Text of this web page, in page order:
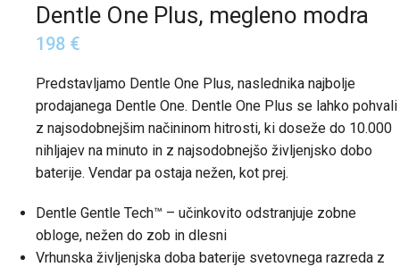
Dentle One Plus, megleno modra
198 €
Predstavljamo Dentle One Plus, naslednika najbolje
prodajanega Dentle One. Dentle One Plus se lahko pohvali
z najsodobnejšim načininom hitrosti, ki doseže do 10.000
nihljajev na minuto in z najsodobnejšo življenjsko dobo
baterije. Vendar pa ostaja nežen, kot prej.
Dentle Gentle Tech™ – učinkovito odstranjuje zobne
obloge, nežen do zob in dlesni
Vrhunska življenjska doba baterije svetovnega razreda z